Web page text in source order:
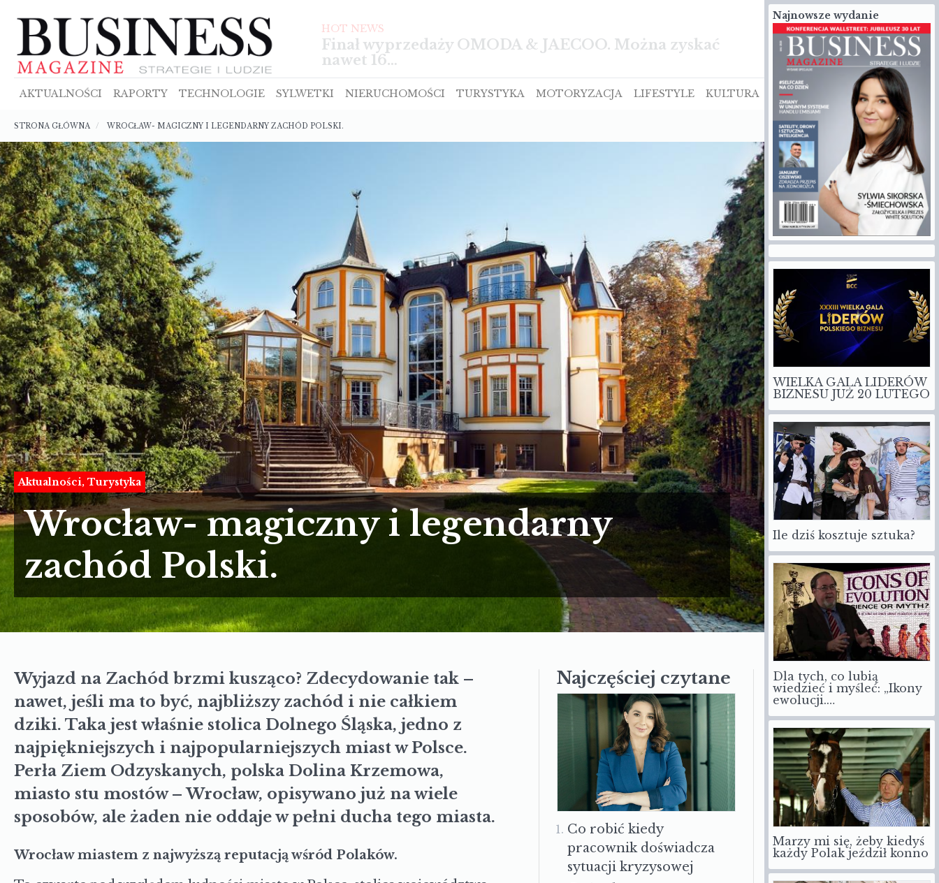
HOT NEWS
TIGGO z pięcioma gwiazdkami w teście Euro NCAP
AKTUALNOŚCI RAPORTY TECHNOLOGIE SYLWETKI NIERUCHOMOŚCI TURYSTYKA MOTORYZACJA LIFESTYLE KULTURA
Ścieżka
nawigacyjna
Aktualności Turystyka
Wrocław- magiczny i legendarny
zachód Polski.
Wyjazd na Zachód brzmi kusząco? Zdecydowanie tak –
nawet, jeśli ma to być, najbliższy zachód i nie całkiem
dziki. Taka jest właśnie stolica Dolnego Śląska, jedno z
najpiękniejszych i najpopularniejszych miast w Polsce.
Perła Ziem Odzyskanych, polska Dolina Krzemowa,
miasto stu mostów – Wrocław, opisywano już na wiele
sposobów, ale żaden nie oddaje w pełni ducha tego miasta.
Wrocław miastem z najwyższą reputacją wśród Polaków.
Najczęściej czytane
Co robić kiedy
pracownik doświadcza
sytuacji kryzysowej
Najnowsze wydanie
WIELKA GALA LIDERÓW
BIZNESU JUŻ 20 LUTEGO
Ile dziś kosztuje sztuka?
Dla tych, co lubią
wiedzieć i myśleć: „Ikony
ewolucji.…
Marzy mi się, żeby kiedyś
każdy Polak jeździł konno